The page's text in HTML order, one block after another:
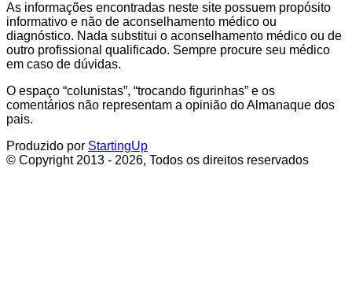
As informações encontradas neste site possuem propósito
informativo e não de aconselhamento médico ou
diagnóstico. Nada substitui o aconselhamento médico ou de
outro profissional qualificado. Sempre procure seu médico
em caso de dúvidas.
O espaço “colunistas”, “trocando figurinhas” e os
comentários não representam a opinião do Almanaque dos
pais.
Produzido por StartingUp
© Copyright 2013 - 2026, Todos os direitos reservados